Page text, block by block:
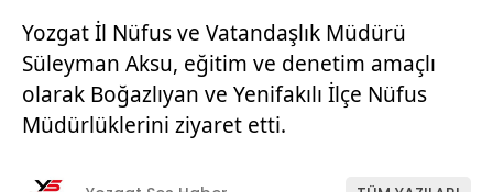
Yozgat İl Nüfus ve Vatandaşlık Müdürü
Süleyman Aksu, eğitim ve denetim amaçlı
olarak Boğazlıyan ve Yenifakılı İlçe Nüfus
Müdürlüklerini ziyaret etti.